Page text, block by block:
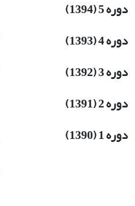
دوره 5 (1394)
دوره 4 (1393)
دوره 3 (1392)
دوره 2 (1391)
دوره 1 (1390)